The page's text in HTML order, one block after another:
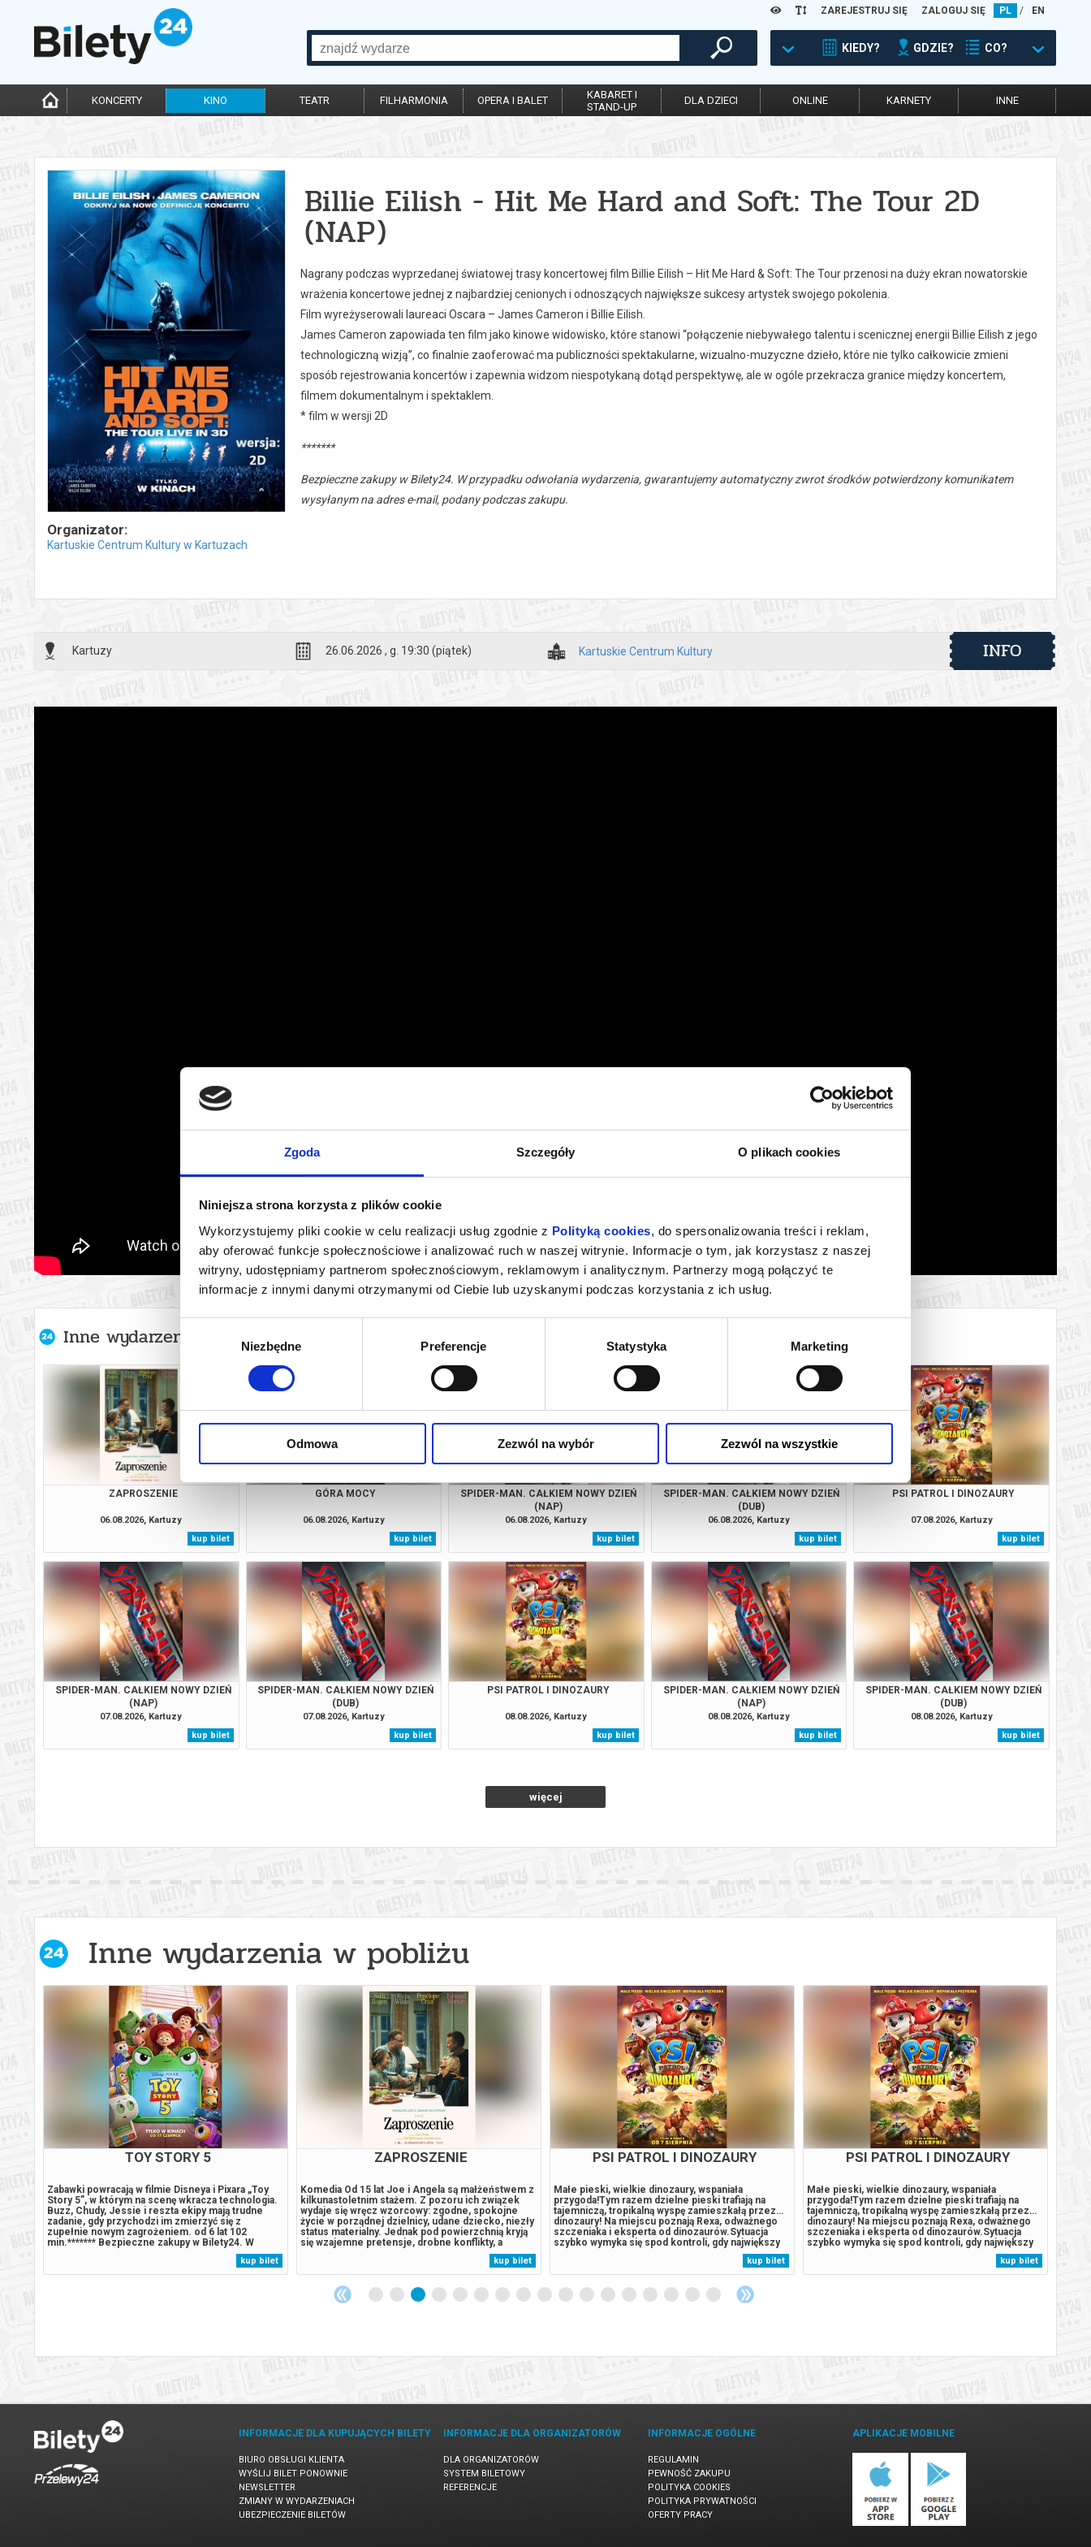
Zgoda Szczegóły O plikach cookies
Niniejsza strona korzysta z plików cookie
Wykorzystujemy pliki cookie w celu realizacji usług zgodnie z Polityką cookies, do spersonalizowania treści i reklam,
aby oferować funkcje społecznościowe i analizować ruch w naszej witrynie. Informacje o tym, jak korzystasz z naszej
witryny, udostępniamy partnerom społecznościowym, reklamowym i analitycznym. Partnerzy mogą połączyć te
informacje z innymi danymi otrzymanymi od Ciebie lub uzyskanymi podczas korzystania z ich usług.
Niezbędne Preferencje Statystyka Marketing
Odmowa Zezwól na wybór Zezwól na wszystkie
ZAREJESTRUJ SIĘ ZALOGUJ SIĘ PL / EN
KIEDY? GDZIE? CO?
KONCERTY KINO TEATR FILHARMONIA OPERA I BALET
KABARET I
STAND-UP
DLA DZIECI ONLINE KARNETY INNE
Organizator:
Kartuskie Centrum Kultury w Kartuzach
Billie Eilish - Hit Me Hard and Soft: The Tour 2D
(NAP)
Nagrany podczas wyprzedanej światowej trasy koncertowej film Billie Eilish – Hit Me Hard & Soft: The Tour przenosi na duży ekran nowatorskie
wrażenia koncertowe jednej z najbardziej cenionych i odnoszących największe sukcesy artystek swojego pokolenia.
Film wyreżyserowali laureaci Oscara – James Cameron i Billie Eilish.
James Cameron zapowiada ten film jako kinowe widowisko, które stanowi “połączenie niebywałego talentu i scenicznej energii Billie Eilish z jego
technologiczną wizją”, co finalnie zaoferować ma publiczności spektakularne, wizualno-muzyczne dzieło, które nie tylko całkowicie zmieni
sposób rejestrowania koncertów i zapewnia widzom niespotykaną dotąd perspektywę, ale w ogóle przekracza granice między koncertem,
filmem dokumentalnym i spektaklem.
* film w wersji 2D
*******
Bezpieczne zakupy w Bilety24. W przypadku odwołania wydarzenia, gwarantujemy automatyczny zwrot środków potwierdzony komunikatem
wysyłanym na adres e-mail, podany podczas zakupu.
Kartuzy 26.06.2026 , g. 19:30 (piątek) Kartuskie Centrum Kultury INFO
Inne wydarzenia organizatora
ZAPROSZENIE
06.08.2026, Kartuzy
kup bilet
GÓRA MOCY
06.08.2026, Kartuzy
kup bilet
SPIDER-MAN. CAŁKIEM NOWY DZIEŃ
(NAP)
06.08.2026, Kartuzy
kup bilet
SPIDER-MAN. CAŁKIEM NOWY DZIEŃ
(DUB)
06.08.2026, Kartuzy
kup bilet
PSI PATROL I DINOZAURY
07.08.2026, Kartuzy
kup bilet
SPIDER-MAN. CAŁKIEM NOWY DZIEŃ
(NAP)
07.08.2026, Kartuzy
kup bilet
SPIDER-MAN. CAŁKIEM NOWY DZIEŃ
(DUB)
07.08.2026, Kartuzy
kup bilet
PSI PATROL I DINOZAURY
08.08.2026, Kartuzy
kup bilet
SPIDER-MAN. CAŁKIEM NOWY DZIEŃ
(NAP)
08.08.2026, Kartuzy
kup bilet
SPIDER-MAN. CAŁKIEM NOWY DZIEŃ
(DUB)
08.08.2026, Kartuzy
kup bilet
więcej
Inne wydarzenia w pobliżu
TOY STORY 5
Zabawki powracają w filmie Disneya i Pixara „Toy
Story 5”, w którym na scenę wkracza technologia.
Buzz, Chudy, Jessie i reszta ekipy mają trudne
zadanie, gdy przychodzi im zmierzyć się z
zupełnie nowym zagrożeniem. od 6 lat 102
min.******* Bezpieczne zakupy w Bilety24. W
przypadku odwołania wydarzenia, gwarantujemy
automatyczny zwrot środków potwierdzony
komunikatem wysyłanym na adres e-mail,...
kup bilet
ZAPROSZENIE
Komedia Od 15 lat Joe i Angela są małżeństwem z
kilkunastoletnim stażem. Z pozoru ich związek
wydaje się wręcz wzorcowy: zgodne, spokojne
życie w porządnej dzielnicy, udane dziecko, niezły
status materialny. Jednak pod powierzchnią kryją
się wzajemne pretensje, drobne konflikty, a
przede wszystkim nuda i rutyna. Gdy pewnego
wieczoru Joe i Angela zapraszają na kolację parę
tajemniczych sąsiadów, swobodna...
kup bilet
PSI PATROL I DINOZAURY
Małe pieski, wielkie dinozaury, wspaniała
przygoda!Tym razem dzielne pieski trafiają na
tajemniczą, tropikalną wyspę zamieszkałą przez…
dinozaury! Na miejscu poznają Rexa, odważnego
szczeniaka i eksperta od dinozaurów.Sytuacja
szybko wymyka się spod kontroli, gdy największy
rywal Psiego Patrolu, burmistrz Humdinger,
również pojawia się na wyspie. Jego nierozważne
działania prowadzą do przebudzenia...
kup bilet
PSI PATROL I DINOZAURY
Małe pieski, wielkie dinozaury, wspaniała
przygoda!Tym razem dzielne pieski trafiają na
tajemniczą, tropikalną wyspę zamieszkałą przez…
dinozaury! Na miejscu poznają Rexa, odważnego
szczeniaka i eksperta od dinozaurów.Sytuacja
szybko wymyka się spod kontroli, gdy największy
rywal Psiego Patrolu, burmistrz Humdinger,
również pojawia się na wyspie. Jego nierozważne
działania prowadzą do przebudzenia...
kup bilet
INFORMACJE DLA KUPUJĄCYCH BILETY
BIURO OBSŁUGI KLIENTA
WYŚLIJ BILET PONOWNIE
NEWSLETTER
ZMIANY W WYDARZENIACH
UBEZPIECZENIE BILETÓW
INFORMACJE DLA ORGANIZATORÓW
DLA ORGANIZATORÓW
SYSTEM BILETOWY
REFERENCJE
INFORMACJE OGÓLNE
REGULAMIN
PEWNOŚĆ ZAKUPU
POLITYKA COOKIES
POLITYKA PRYWATNOŚCI
OFERTY PRACY
APLIKACJE MOBILNE